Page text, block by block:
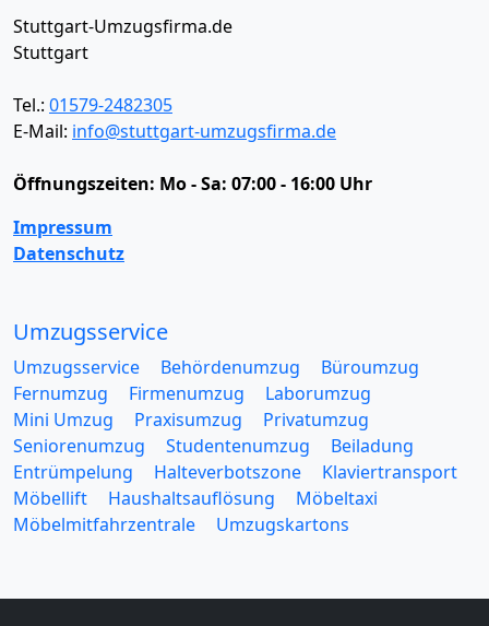
Stuttgart-Umzugsfirma.de
Stuttgart
Tel.: 01579-2482305
E-Mail: info@stuttgart-umzugsfirma.de
Öffnungszeiten: Mo - Sa: 07:00 - 16:00 Uhr
Impressum
Datenschutz
Umzugsservice
Umzugsservice Behördenumzug
Büroumzug
Fernumzug
Firmenumzug
Laborumzug
Mini Umzug
Praxisumzug
Privatumzug
Seniorenumzug
Studentenumzug
Beiladung
Entrümpelung
Halteverbotszone
Klaviertransport
Möbellift
Haushaltsauflösung
Möbeltaxi
Möbelmitfahrzentrale
Umzugskartons